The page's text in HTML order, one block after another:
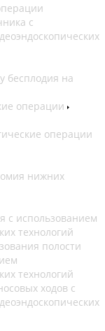
с
бесплодия на
операции
операции
нижних
с использованием
технологий
полости
технологий
ходов с